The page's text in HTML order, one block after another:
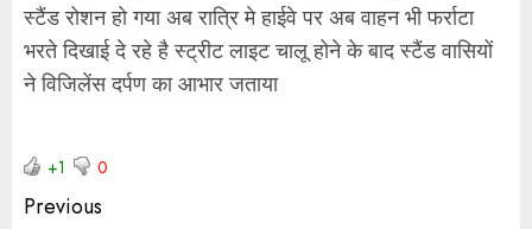
स्टैंड रोशन हो गया अब रात्रि मे हाईवे पर अब वाहन भी फर्राटा
भरते दिखाई दे रहे है स्ट्रीट लाइट चालू होने के बाद स्टैंड वासियों
ने विजिलेंस दर्पण का आभार जताया
+1 0
Previous